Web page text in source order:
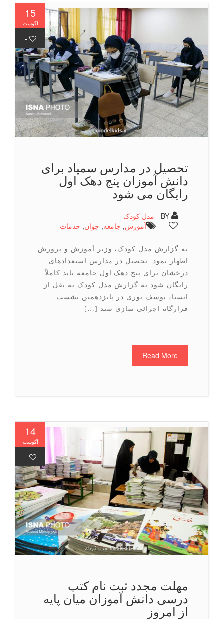
15
آگوست
-
تحصیل در مدارس سمپاد برای
دانش آموزان پنج دهک اول
رایگان می شود
مدل کودک
آموزش,جامعه ,جوان,خدمات
به گزارش مدل کودک، وزیر آموزش و پرورش
اظهار نمود: تحصیل در مدارس استعدادهای
درخشان برای پنج دهک اول جامعه باید کاملاً
رایگان شود.به گزارش مدل کودک به نقل از
ایسنا، یوسف نوری در پانزدهمین نشست
قرارگاه اجرائی سازی سند […]
Read More
14
-
مهلت مجدد ثبت نام کتب
درسی دانش آموزان میان پایه
از امروز